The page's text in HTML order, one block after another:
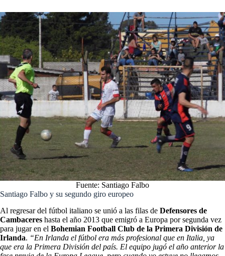
Fuente: Santiago Falbo
Santiago Falbo y su segundo giro europeo
Al regresar del fútbol italiano se unió a las filas de Defensores de
Cambaceres hasta el año 2013 que emigró a Europa por segunda vez
para jugar en el Bohemian Football Club de la Primera División de
Irlanda. “En Irlanda el fútbol era más profesional que en Italia, ya
que era la Primera División del país. El equipo jugó el año anterior la